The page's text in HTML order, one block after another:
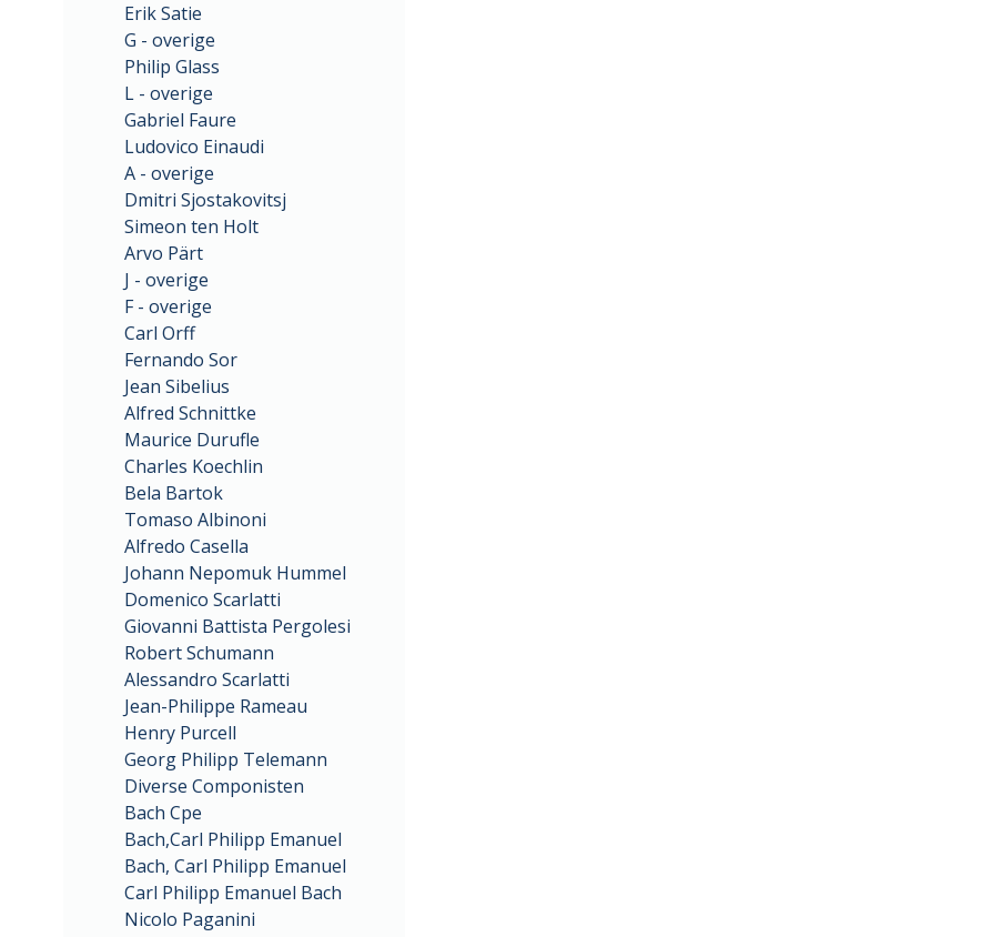
Erik Satie
G - overige
Philip Glass
L - overige
Gabriel Faure
Ludovico Einaudi
A - overige
Dmitri Sjostakovitsj
Simeon ten Holt
Arvo Pärt
J - overige
F - overige
Carl Orff
Fernando Sor
Jean Sibelius
Alfred Schnittke
Maurice Durufle
Charles Koechlin
Bela Bartok
Tomaso Albinoni
Alfredo Casella
Johann Nepomuk Hummel
Domenico Scarlatti
Giovanni Battista Pergolesi
Robert Schumann
Alessandro Scarlatti
Jean-Philippe Rameau
Henry Purcell
Georg Philipp Telemann
Diverse Componisten
Bach Cpe
Bach,Carl Philipp Emanuel
Bach, Carl Philipp Emanuel
Carl Philipp Emanuel Bach
Nicolo Paganini